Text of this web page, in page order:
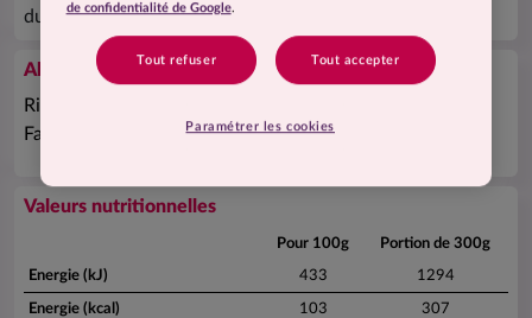
du poisson et de la moutarde.
Allégations
Riche en protéines
Faible teneur en matières grasses et graisses saturées
Valeurs nutritionnelles
Pour 100g Portion de 300g
Energie (kJ) 433 1294
Energie (kcal) 103 307
de confidentialité de Google.
Tout refuser Tout accepter
Paramétrer les cookies